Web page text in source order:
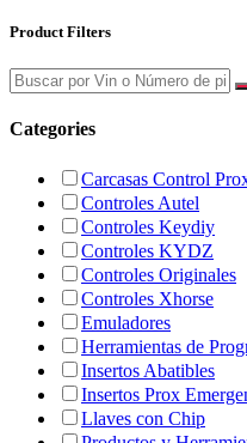
Product Filters
Categories
Carcasas Control
Controles Autel
Controles Keydiy
Controles KYDZ
Controles Originales
Controles Xhorse
Emuladores
Herramientas de
Insertos Abatibles
Insertos Prox
Llaves con Chip